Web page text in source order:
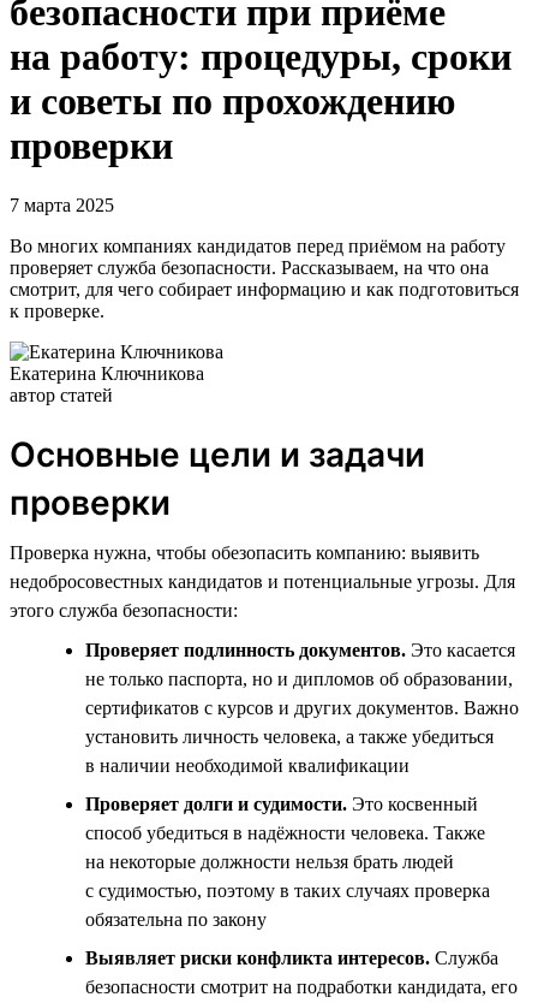
безопасности при приёме
на работу: процедуры, сроки
и советы по прохождению
проверки
7 марта 2025
Во многих компаниях кандидатов перед приёмом на работу
проверяет служба безопасности. Рассказываем, на что она
смотрит, для чего собирает информацию и как подготовиться
к проверке.
Екатерина Ключникова
автор статей
Основные цели и задачи
проверки
Проверка нужна, чтобы обезопасить компанию: выявить
недобросовестных кандидатов и потенциальные угрозы. Для
этого служба безопасности:
Проверяет подлинность документов. Это касается
не только паспорта, но и дипломов об образовании,
сертификатов с курсов и других документов. Важно
установить личность человека, а также убедиться
в наличии необходимой квалификации
Проверяет долги и судимости. Это косвенный
способ убедиться в надёжности человека. Также
на некоторые должности нельзя брать людей
с судимостью, поэтому в таких случаях проверка
обязательна по закону
Выявляет риски конфликта интересов. Служба
безопасности смотрит на подработки кандидата, его